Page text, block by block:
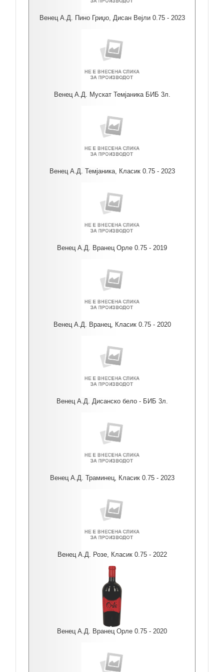
Венец А.Д. Пино Гриџо, Дисан Вејли 0.75 - 2023
Венец А.Д. Мускат Темјаника БИБ 3л.
Венец А.Д. Темјаника, Класик 0.75 - 2023
Венец А.Д. Вранец Орле 0.75 - 2019
Венец А.Д. Вранец, Класик 0.75 - 2020
Венец А.Д. Дисанско бело - БИБ 3л.
Венец А.Д. Траминец, Класик 0.75 - 2023
Венец А.Д. Розе, Класик 0.75 - 2022
Венец А.Д. Вранец Орле 0.75 - 2020